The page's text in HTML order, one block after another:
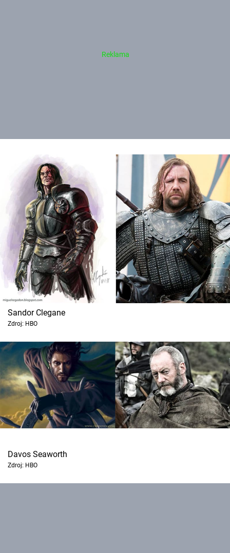
Sandor Clegane
Zdroj: HBO
Davos Seaworth
Zdroj: HBO